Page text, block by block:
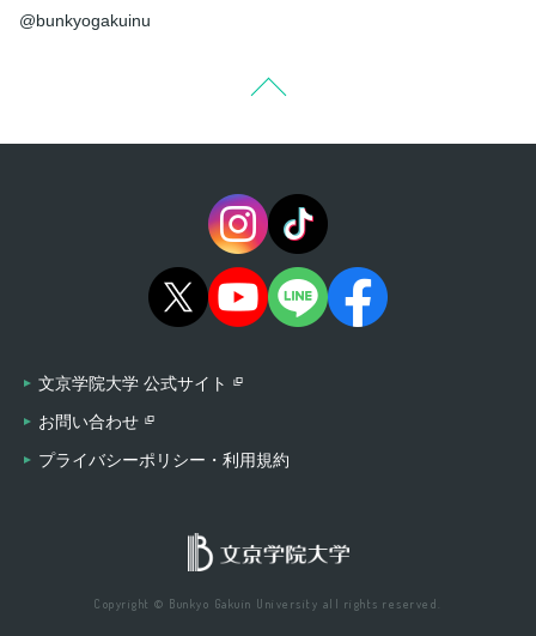
@bunkyogakuinu
文京学院大学 公式サイト
お問い合わせ
プライバシーポリシー・利用規約
Copyright © Bunkyo Gakuin University all rights reserved.